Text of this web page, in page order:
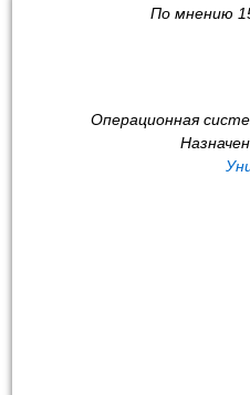
По мнению
Операционная